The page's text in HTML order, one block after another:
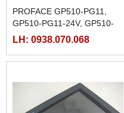
PROFACE GP510-PG11,
GP510-PG11-24V, GP510-
TC11,
LH: 0938.070.068